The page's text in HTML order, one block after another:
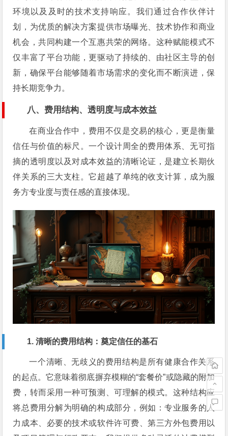
环境以及及时的技术支持响应。我们通过合作伙伴计
划，为优质的解决方案提供市场曝光、技术协作和商业
机会，共同构建一个互惠共荣的网络。这种赋能模式不
仅丰富了平台功能，更驱动了持续的、由社区主导的创
新，确保平台能够随着市场需求的变化而不断演进，保
持长期竞争力。
八、费用结构、透明度与成本效益
在商业合作中，费用不仅是交易的核心，更是衡量
信任与价值的标尺。一个设计周全的费用体系、无可指
摘的透明度以及对成本效益的清晰论证，是建立长期伙
伴关系的三大支柱。它超越了单纯的收支计算，成为服
务方专业度与责任感的直接体现。
1. 清晰的费用结构：奠定信任的基石
一个清晰、无歧义的费用结构是所有健康合作关系
的起点。它意味着彻底摒弃模糊的“套餐价”或隐藏的附加
费，转而采用一种可预测、可理解的模式。这种结构应
将总费用分解为明确的构成部分，例如：专业服务的人
力成本、必要的技术或软件许可费、第三方外包费用以